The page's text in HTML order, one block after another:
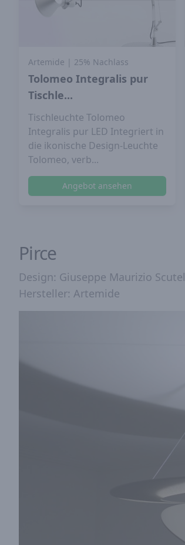
Artemide | 25% Nachlass
Tolomeo Integralis pur
Tischle...
Tischleuchte Tolomeo
Integralis pur LED Integriert in
die ikonische Design-Leuchte
Tolomeo, verb...
Angebot ansehen
Pirce
Design: Giuseppe Maurizio
Hersteller: Artemide